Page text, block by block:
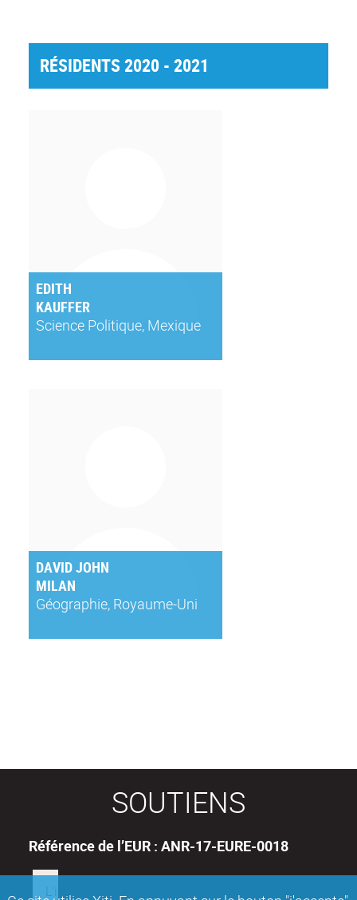
RÉSIDENTS 2020 - 2021
EDITH
KAUFFER
Science Politique, Mexique
DAVID JOHN
MILAN
Géographie, Royaume-Uni
SOUTIENS
Référence de l’EUR : ANR-17-EURE-0018